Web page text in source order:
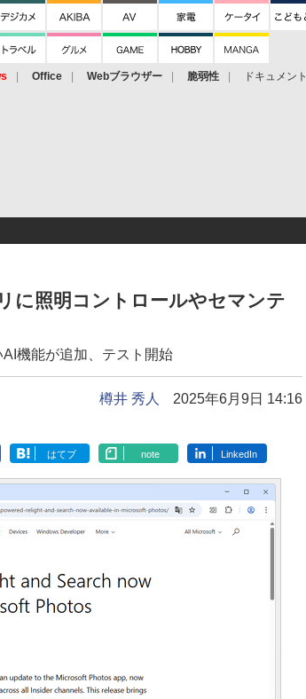
Office Webブラウザー 脆弱性 ドキュメント
に照明コントロールやセマンテ
機能が追加、テスト開始
樽井 秀人 2025年6月9日 14:16
はてブ note LinkedIn